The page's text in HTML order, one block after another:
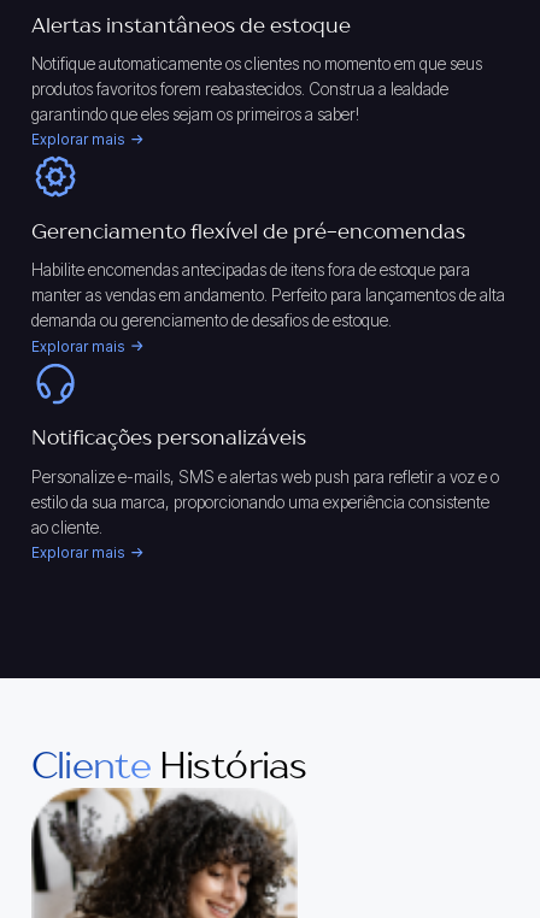
Alertas instantâneos de estoque
Notifique automaticamente os clientes no momento em que seus
produtos favoritos forem reabastecidos. Construa a lealdade
garantindo que eles sejam os primeiros a saber!
Explorar mais
Gerenciamento flexível de pré-encomendas
Habilite encomendas antecipadas de itens fora de estoque para
manter as vendas em andamento. Perfeito para lançamentos de alta
demanda ou gerenciamento de desafios de estoque.
Explorar mais
Notificações personalizáveis
Personalize e-mails, SMS e alertas web push para refletir a voz e o
estilo da sua marca, proporcionando uma experiência consistente
ao cliente.
Explorar mais
Cliente Histórias